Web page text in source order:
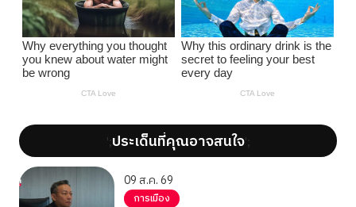
';ประเด็นที่คุณอาจสนใจ';
09 ส.ค. 69
การเมือง